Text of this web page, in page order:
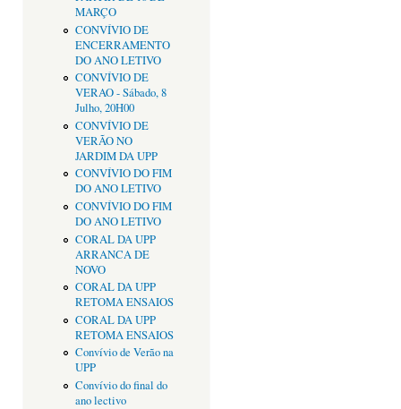
MARÇO
CONVÍVIO DE
ENCERRAMENTO
DO ANO LETIVO
CONVÍVIO DE
VERAO - Sábado, 8
Julho, 20H00
CONVÍVIO DE
VERÃO NO
JARDIM DA UPP
CONVÍVIO DO FIM
DO ANO LETIVO
CONVÍVIO DO FIM
DO ANO LETIVO
CORAL DA UPP
ARRANCA DE
NOVO
CORAL DA UPP
RETOMA ENSAIOS
CORAL DA UPP
RETOMA ENSAIOS
Convívio de Verão na
UPP
Convívio do final do
ano lectivo